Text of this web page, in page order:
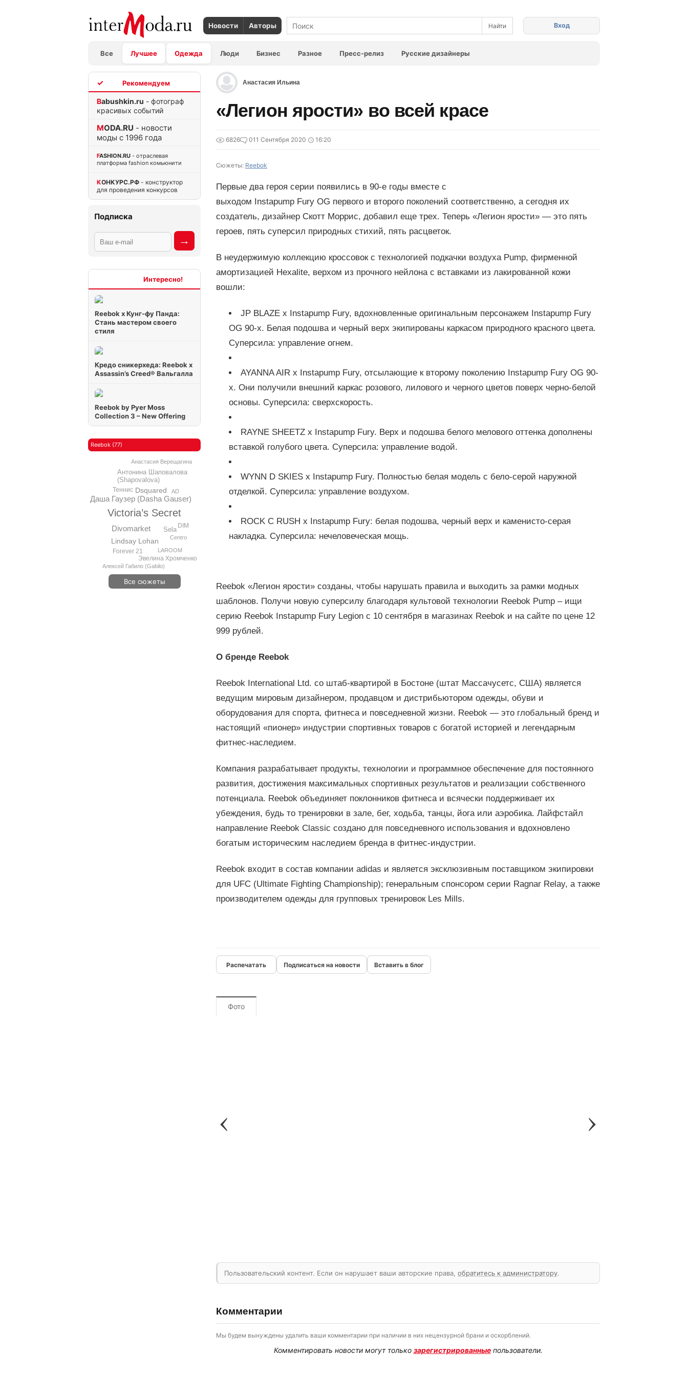
Новости Авторы
Все Лучшее Одежда Люди Бизнес Разное Пресс-релиз Русские дизайнеры
Вход
Babushkin.ru - фотограф
красивых событий
MODA.RU - новости
моды с 1996 года
FASHION.RU - отраслевая
платформа fashion комьюнити
КОНКУРС.РФ - конструктор
для проведения конкурсов
Подписка
Reebok x Кунг-фу Панда:
Стань мастером своего
стиля
Кредо сникерхеда: Reebok x
Assassin’s Creed® Вальгалла
Reebok by Pyer Moss
Collection 3 – New Offering
Reebok (77)
Victoria’s Secret
Даша Гаузер (Dasha Gauser)
Divomarket
Dsquared
Lindsay Lohan
Sela
Антонина Шаповалова
(Shapovalova)
DIM
Forever 21
Эвелина Хромченко
Теннис
Алексей Габило (Gabilo)
AD
Centro
Анастасия Верещагина
LAROOM
Все сюжеты
Анастасия Ильина
«Легион ярости» во всей красе
6826 011 Сентября 2020 16:20
Сюжеты: Reebok
Первые два героя серии появились в 90-е годы вместе с
выходом Instapump Fury OG первого и второго поколений соответственно, а сегодня их
создатель, дизайнер Скотт Моррис, добавил еще трех. Теперь «Легион ярости» — это пять
героев, пять суперсил природных стихий, пять расцветок.
В неудержимую коллекцию кроссовок с технологией подкачки воздуха Pump, фирменной
амортизацией Hexalite, верхом из прочного нейлона с вставками из лакированной кожи
вошли:
JP BLAZE x Instapump Fury, вдохновленные оригинальным персонажем Instapump Fury
OG 90-х. Белая подошва и черный верх экипированы каркасом природного красного цвета.
Суперсила: управление огнем.
AYANNA AIR x Instapump Fury, отсылающие к второму поколению Instapump Fury OG 90-
х. Они получили внешний каркас розового, лилового и черного цветов поверх черно-белой
основы. Суперсила: сверхскорость.
RAYNE SHEETZ x Instapump Fury. Верх и подошва белого мелового оттенка дополнены
вставкой голубого цвета. Суперсила: управление водой.
WYNN D SKIES x Instapump Fury. Полностью белая модель с бело-серой наружной
отделкой. Суперсила: управление воздухом.
ROCK C RUSH x Instapump Fury: белая подошва, черный верх и каменисто-серая
накладка. Суперсила: нечеловеческая мощь.
Reebok «Легион ярости» созданы, чтобы нарушать правила и выходить за рамки модных
шаблонов. Получи новую суперсилу благодаря культовой технологии Reebok Pump – ищи
серию Reebok Instapump Fury Legion с 10 сентября в магазинах Reebok и на сайте по цене 12
999 рублей.
О бренде Reebok
Reebok International Ltd. со штаб-квартирой в Бостоне (штат Массачусетс, США) является
ведущим мировым дизайнером, продавцом и дистрибьютором одежды, обуви и
оборудования для спорта, фитнеса и повседневной жизни. Reebok — это глобальный бренд и
настоящий «пионер» индустрии спортивных товаров с богатой историей и легендарным
фитнес-наследием.
Компания разрабатывает продукты, технологии и программное обеспечение для постоянного
развития, достижения максимальных спортивных результатов и реализации собственного
потенциала. Reebok объединяет поклонников фитнеса и всячески поддерживает их
убеждения, будь то тренировки в зале, бег, ходьба, танцы, йога или аэробика. Лайфстайл
направление Reebok Classic создано для повседневного использования и вдохновлено
богатым историческим наследием бренда в фитнес-индустрии.
Reebok входит в состав компании adidas и является эксклюзивным поставщиком экипировки
для UFC (Ultimate Fighting Championship); генеральным спонсором серии Ragnar Relay, а также
производителем одежды для групповых тренировок Les Mills.
Подписаться на новости Вставить в блог
Фото
Пользовательский контент. Если он нарушает ваши авторские права, обратитесь к администратору.
Комментарии
Мы будем вынуждены удалить ваши комментарии при наличии в них нецензурной брани и оскорблений.
Комментировать новости могут только зарегистрированныепользователи.